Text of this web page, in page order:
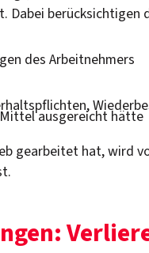
Dabei berücksichtigen
des Arbeitnehmers
ausgereicht hätte
gearbeitet hat, wird